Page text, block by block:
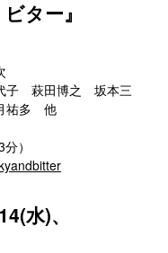
ター』
子 萩田博之 坂本三
祐多 他
）
水)、